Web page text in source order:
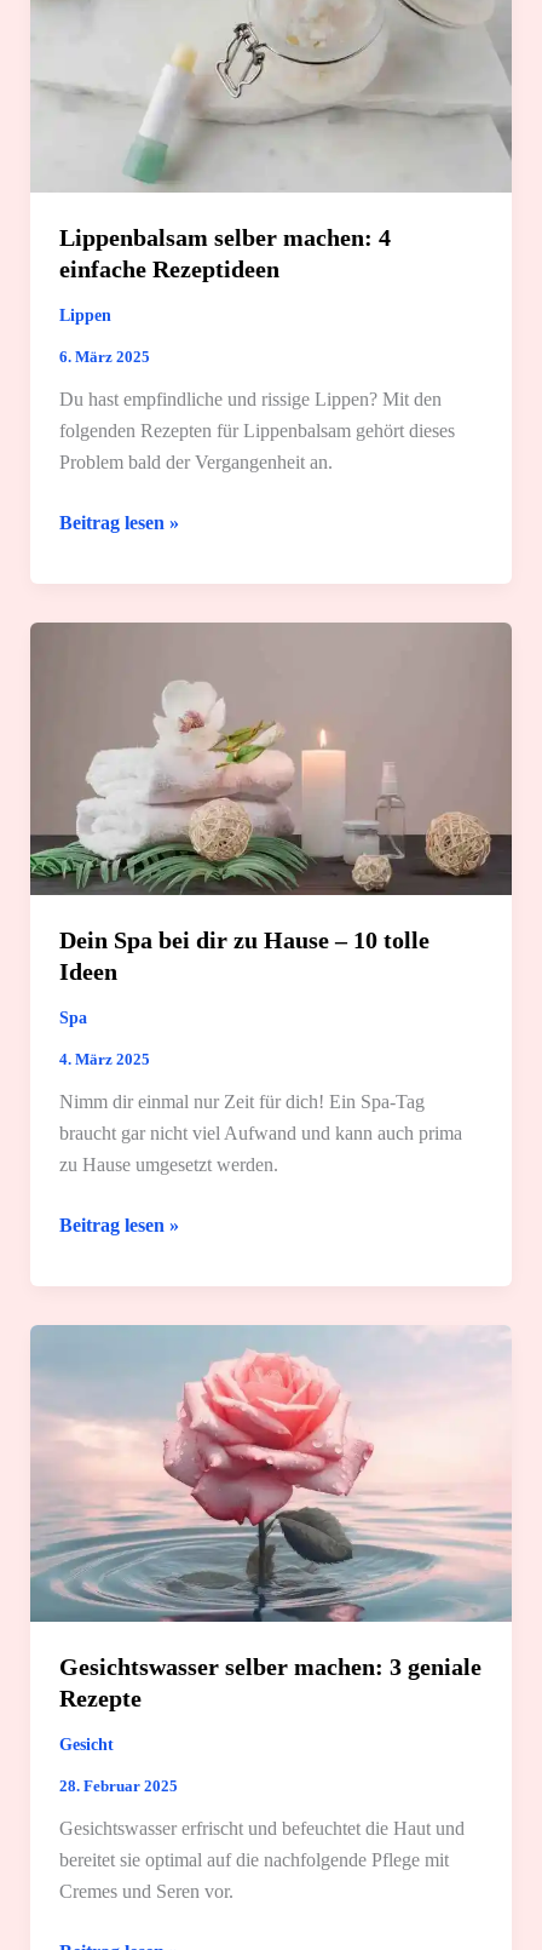
Lippenbalsam selber machen: 4
einfache Rezeptideen
Lippen
6. März 2025
Du hast empfindliche und rissige Lippen? Mit den
folgenden Rezepten für Lippenbalsam gehört dieses
Problem bald der Vergangenheit an.
Lippenbalsam
machen:
Beitrag lesen »
Dein Spa bei dir zu Hause – 10 tolle
Ideen
Spa
4. März 2025
Nimm dir einmal nur Zeit für dich! Ein Spa-Tag
braucht gar nicht viel Aufwand und kann auch prima
zu Hause umgesetzt werden.
Dein
bei
–
10
Ideen
Beitrag lesen »
Gesichtswasser selber machen: 3 geniale
Rezepte
Gesicht
28. Februar 2025
Gesichtswasser erfrischt und befeuchtet die Haut und
bereitet sie optimal auf die nachfolgende Pflege mit
Cremes und Seren vor.